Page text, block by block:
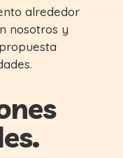
alrededor
nosotros y